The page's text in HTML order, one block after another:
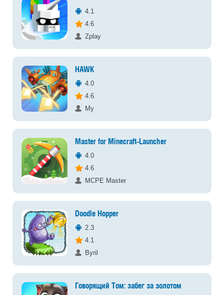
4.1
4.6
Zplay
HAWK
4.0
4.6
My
Master for Minecraft-Launcher
4.0
4.6
MCPE Master
Doodle Hopper
2.3
4.1
Byril
Говорящий Том: забег за золотом